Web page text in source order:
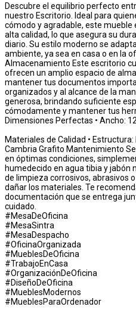
Descubre el equilibrio perfecto
nuestro Escritorio. Ideal para
cómodo y agradable, este
alta calidad, lo que asegura su
diario. Su estilo moderno se
ambiente, ya sea en casa o en la
Almacenamiento Este escritorio
ofrecen un amplio espacio de
mantener tus documentos
organizados y al alcance de la
generosa, brindando suficiente
cómodamente y mantener tus
Dimensiones Perfectas • Ancho:
Materiales de Calidad •
Cambria Grafito Mantenimiento
en óptimas condiciones,
humedecido en agua tibia y jabón
de limpieza corrosivos, abrasivos
dañar los materiales. Te
documentación que se entrega
cuidado.
#MesaDeOficina
#MesaSintra
#MesaDespacho
#OficinaOrganizada
#MueblesDeOficina
#TrabajoEnCasa
#OrganizaciónDeOficina
#DiseñoDeOficina
#MueblesModernos
#MueblesParaOrdenador